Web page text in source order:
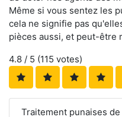
Même si vous sentez les
cela ne signifie pas
pièces aussi, et peut-être
4.8 / 5 (115 votes)
Traitement punaises